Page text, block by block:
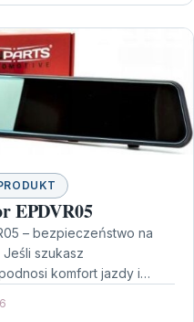
EPDVR05
– bezpieczeństwo na
szukasz
komfort jazdy i